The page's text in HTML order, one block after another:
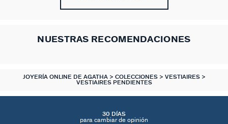
NUESTRAS RECOMENDACIONES
JOYERÍA ONLINE DE AGATHA COLECCIONES
VESTIAIRES
VESTIAIRES PENDIENTES
30 DÍAS
para cambiar de opinión